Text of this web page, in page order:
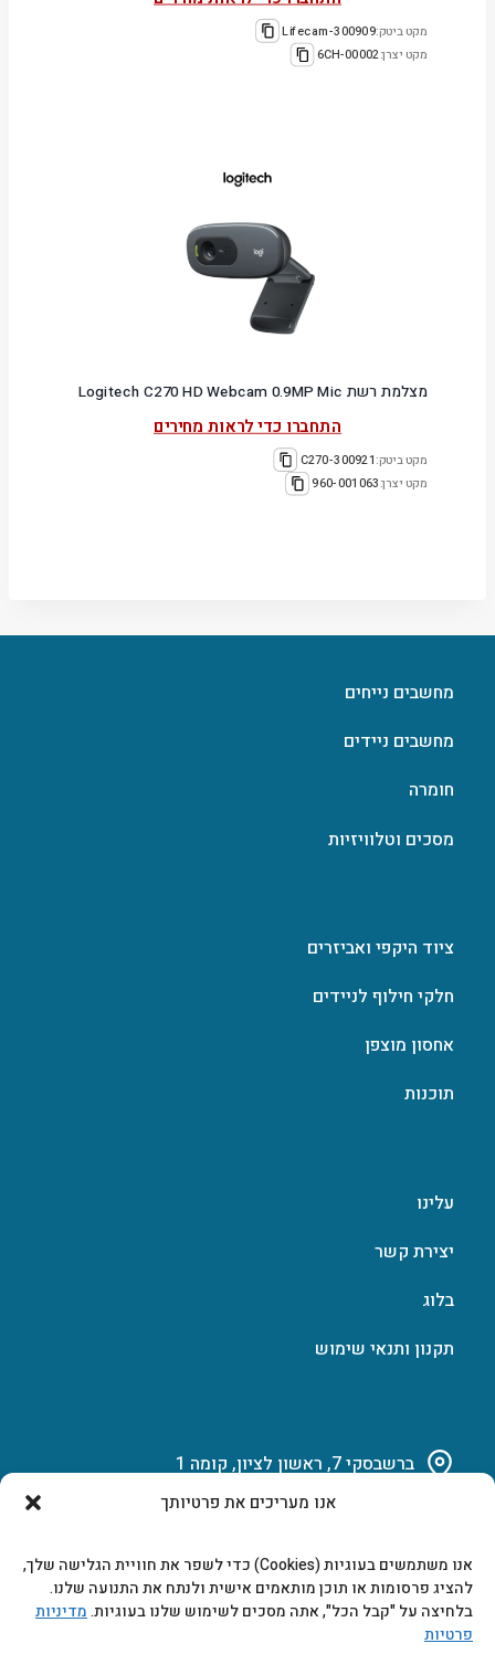
אנו מעריכים את פרטיותך
אנו משתמשים בעוגיות (Cookies) כדי לשפר את חוויית הגלישה שלך,
להציג פרסומות או תוכן מותאמים אישית ולנתח את התנועה שלנו.
בלחיצה על "קבל הכל", אתה מסכים לשימוש שלנו בעוגיות.מדיניות
פרטיות
מקט ביטק:300909-Lifecam
מקט יצרן:6CH-00002
מצלמת רשת Logitech C270 HD Webcam 0.9MP Mic
התחברו כדי לראות מחירים
מקט ביטק:300921-C270
מקט יצרן:960-001063
מחשבים נייחים
מחשבים ניידים
חומרה
מסכים וטלוויזיות
ציוד היקפי ואביזרים
חלקי חילוף לניידים
אחסון מוצפן
תוכנות
עלינו
יצירת קשר
בלוג
תקנון ותנאי שימוש
ברשבסקי 7, ראשון לציון, קומה 1
marketing@b-tech.co.il